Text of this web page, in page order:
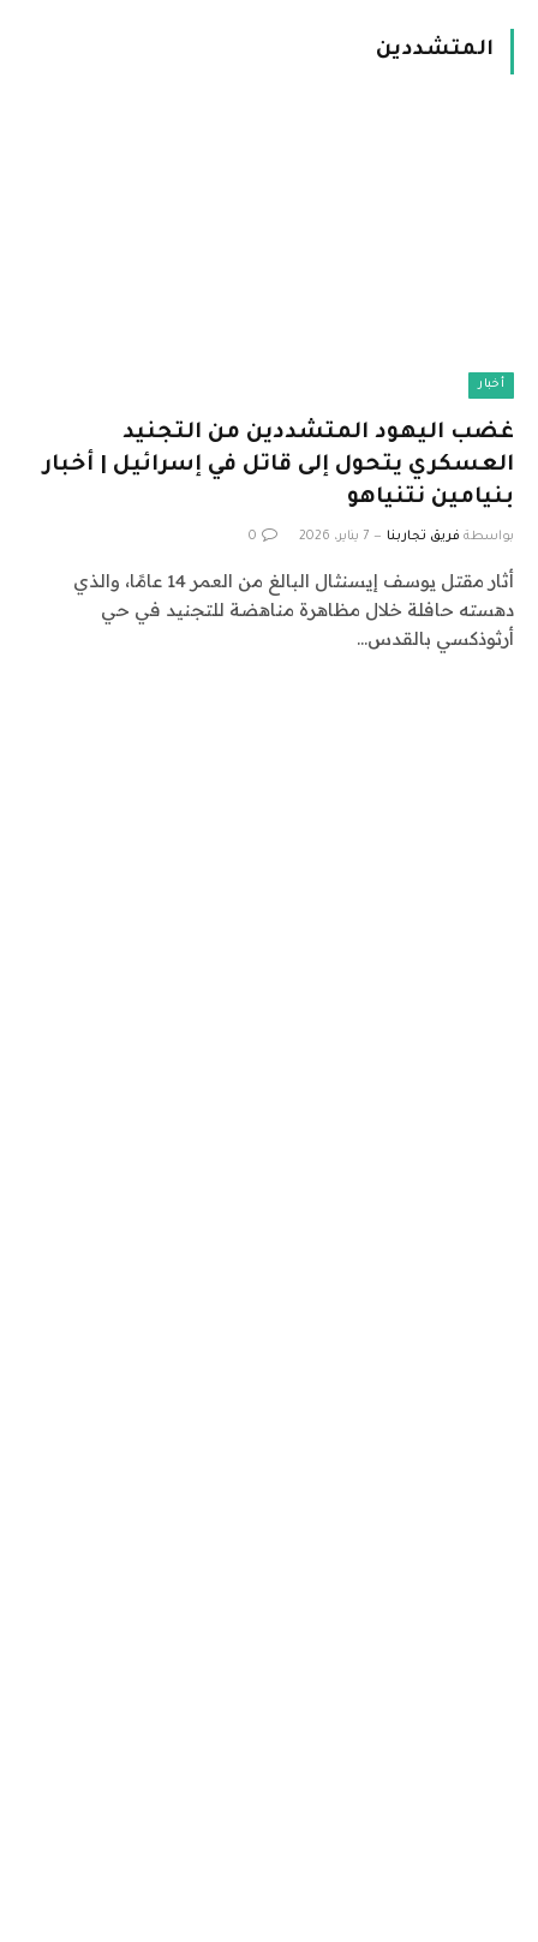
المتشددين
أخبار
غضب اليهود المتشددين من التجنيد
العسكري يتحول إلى قاتل في إسرائيل | أخبار
بنيامين نتنياهو
بواسطة فريق تجاربنا 7 يناير، 2026 0
أثار مقتل يوسف إيسنثال البالغ من العمر 14 عامًا، والذي
دهسته حافلة خلال مظاهرة مناهضة للتجنيد في حي
أرثوذكسي بالقدس…